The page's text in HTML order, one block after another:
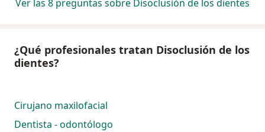
Ver las 8 preguntas sobre Disoclusión de los dientes
¿Qué profesionales tratan Disoclusión de los
dientes?
Cirujano maxilofacial
Dentista - odontólogo